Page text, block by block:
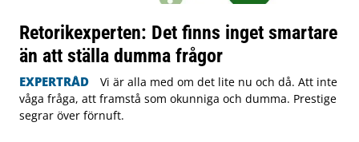
Retorikexperten: Det finns inget smartare
än att ställa dumma frågor
EXPERTRÅD
Vi är alla med om det lite nu och då. Att inte
våga fråga, att framstå som okunniga och dumma. Prestige
segrar över förnuft.